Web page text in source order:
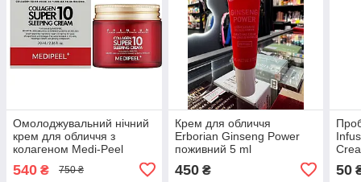
Омолоджувальний нічний
крем для обличчя з
колагеном Medi-Peel
Collagen Super10 Sleeping
Cream 70 мл
540 ₴ 750 ₴
Крем для обличчя
Erborian Ginseng Power
поживний 5 ml
450₴ 50